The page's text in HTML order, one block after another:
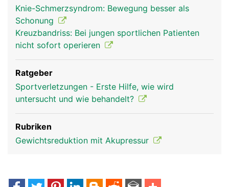
Knie-Schmerzsyndrom: Bewegung besser als
Schonung
Kreuzbandriss: Bei jungen sportlichen Patienten
nicht sofort operieren
Ratgeber
Sportverletzungen - Erste Hilfe, wie wird
untersucht und wie behandelt?
Rubriken
Gewichtsreduktion mit Akupressur